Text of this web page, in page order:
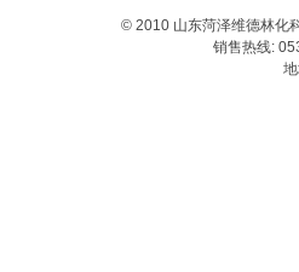
© 2010 山东菏泽维德林
销售热线: